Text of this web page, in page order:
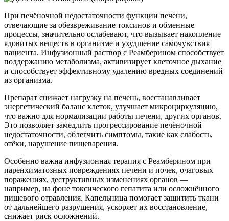
При печёночной недостаточности функции печени,
отвечающие за обезвреживание токсинов и обменные
процессы, значительно ослабевают, что вызывает накопление
ядовитых веществ в организме и ухудшение самочувствия
пациента. Инфузионный раствор с Реамберином способствует
поддержанию метаболизма, активизирует клеточное дыхание
и способствует эффективному удалению вредных соединений
из организма.
Препарат снижает нагрузку на печень, восстанавливает
энергетический баланс клеток, улучшает микроциркуляцию,
что важно для нормализации работы печени, других органов.
Это позволяет замедлить прогрессирование печёночной
недостаточности, облегчить симптомы, такие как слабость,
отёки, нарушение пищеварения.
Особенно важна инфузионная терапия с Реамберином при
паренхиматозных повреждениях печени и почек, очаговых
поражениях, деструктивных изменениях органов —
например, на фоне токсического гепатита или осложнённого
пищевого отравления. Капельница помогает защитить ткани
от дальнейшего разрушения, ускоряет их восстановление,
снижает риск осложнений.